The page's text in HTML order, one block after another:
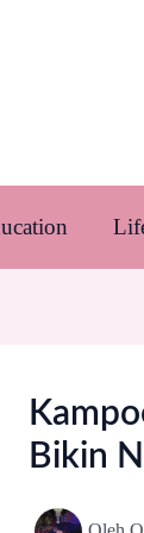
Bikin